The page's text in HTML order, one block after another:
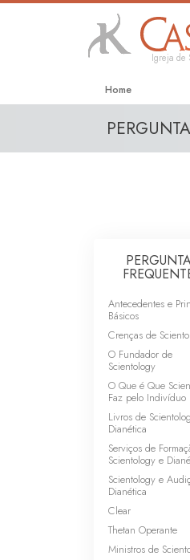
Igreja de
Home
Antecedentes e
Básicos
Crenças de
O Fundador de
Scientology
O Que é Que
Faz pelo Indivíduo
Livros de
Dianética
Serviços de
Scientology e
Scientology e
Dianética
Clear
Thetan Operante
Ministros de